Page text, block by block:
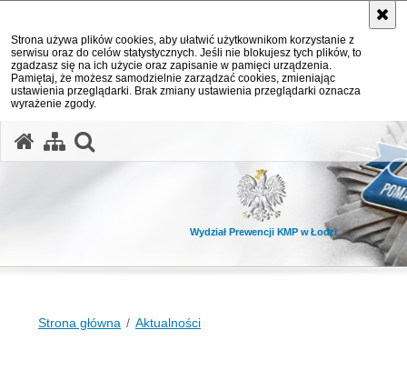
Strona używa plików cookies, aby ułatwić użytkownikom korzystanie z
serwisu oraz do celów statystycznych. Jeśli nie blokujesz tych plików, to
zgadzasz się na ich użycie oraz zapisanie w pamięci urządzenia.
Pamiętaj, że możesz samodzielnie zarządzać cookies, zmieniając
ustawienia przeglądarki. Brak zmiany ustawienia przeglądarki oznacza
wyrażenie zgody.
Wydział Prewencji KMP w Łodzi
Strona główna Aktualności